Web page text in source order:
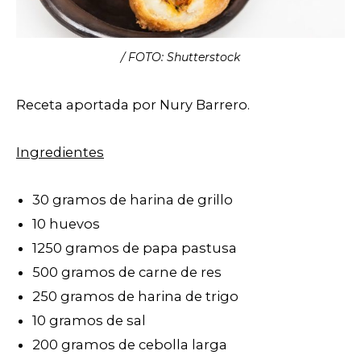
/ FOTO: Shutterstock
Receta aportada por Nury Barrero.
Ingredientes
30 gramos de harina de grillo
10 huevos
1250 gramos de papa pastusa
500 gramos de carne de res
250 gramos de harina de trigo
10 gramos de sal
200 gramos de cebolla larga